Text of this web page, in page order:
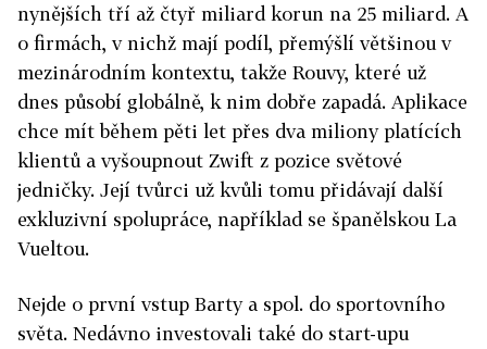
nynějších tří až čtyř miliard korun na 25 miliard. A
o firmách, v nichž mají podíl, přemýšlí většinou v
mezinárodním kontextu, takže Rouvy, které už
dnes působí globálně, k nim dobře zapadá. Aplikace
chce mít během pěti let přes dva miliony platících
klientů a vyšoupnout Zwift z pozice světové
jedničky. Její tvůrci už kvůli tomu přidávají další
exkluzivní spolupráce, například se španělskou La
Vueltou.
Nejde o první vstup Barty a spol. do sportovního
světa. Nedávno investovali také do start-upu